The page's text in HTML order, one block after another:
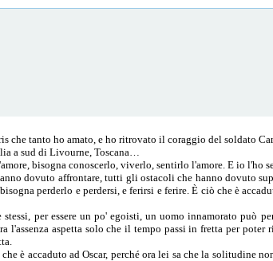
che tanto ho amato, e ho ritrovato il coraggio del soldato​
a sud di Livourne, Toscana…
bisogna conoscerlo, viverlo, sentirlo l'amore. E io l'ho
dovuto affrontare, tutti gli ostacoli che hanno dovuto
perderlo e perdersi, e ferirsi e ferire. È ciò che è
per essere un po' egoisti, un uomo innamorato può
aspetta solo che il tempo passi in fretta per poter
è accaduto ad Oscar, perché ora lei sa che la solitudine